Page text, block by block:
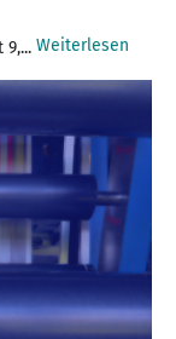
9,... Weiterlesen